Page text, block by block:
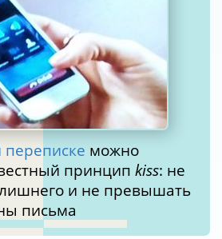
переписке можно
принцип kiss: не
и не превышать
письма